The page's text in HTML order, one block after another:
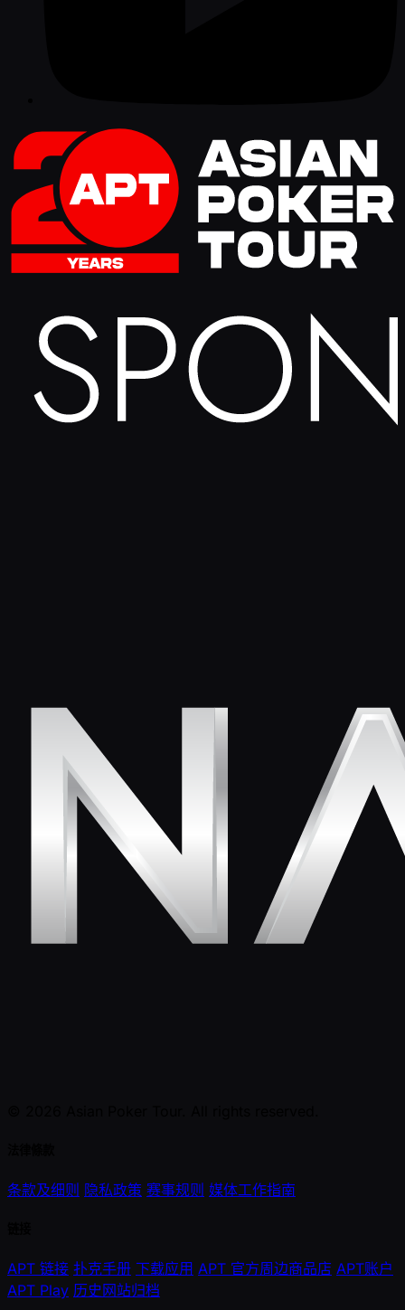
条款及细则 隐私政策 赛事规则 媒体工作指南
APT 链接 扑克手册 下载应用 APT 官方周边商品店 APT账户
APT Play 历史网站归档